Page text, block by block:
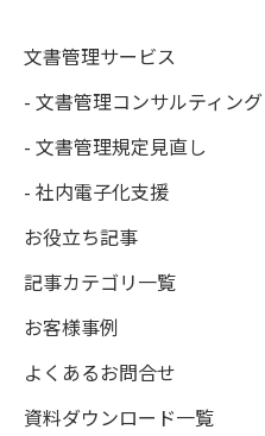
文書管理サービス
- 文書管理コンサルティング
- 文書管理規定見直し
- 社内電子化支援
お役立ち記事
記事カテゴリ一覧
お客様事例
よくあるお問合せ
資料ダウンロード一覧